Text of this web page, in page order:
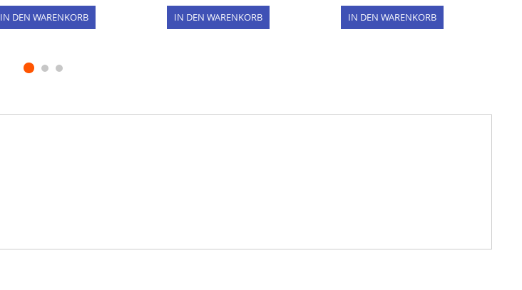
IN DEN WARENKORB IN DEN WARENKORB IN DEN WARENKORB